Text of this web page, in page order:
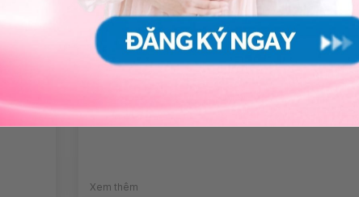
Cơ thể run rẩy khó kiểm soát là
do đâu?
Xem thêm